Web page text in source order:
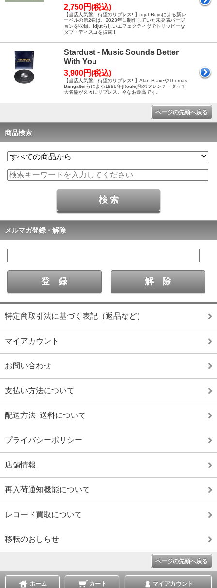
2,750円(税込)
【当店人気盤、待望のリプレス!!】Idjut Boysによる新レ
ーベルの第2弾は、2023年に制作していた未発表バージ
ョンを収録。Idjutらしいエフェクティヴでトリッピーな
ダブ・ディスコを披露!!
Stardust - Music Sounds Better
With You
3,900円(税込)
【当店人気盤、待望のリプレス!!】Alan BraxeやThomas
Bangalterらによる1998年[Roule]発のフレンチ・タッチ
大名盤が久々にリプレス。今なお最高です。
ページの先頭へ戻る
商品検索
メルマガ登録・解除
特定商取引法に基づく表記（返品など）
マイアカウント
お問い合わせ
支払い方法について
配送方法･送料について
プライバシーポリシー
店舗情報
再入荷通知機能について
レコード買取について
移転のおしらせ
ページの先頭へ戻る
ホーム カート マイアカウント